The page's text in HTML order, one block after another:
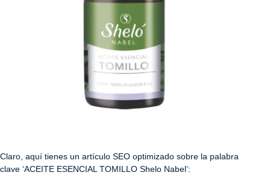
Claro, aquí tienes un artículo SEO optimizado sobre la palabra
clave ‘ACEITE ESENCIAL TOMILLO Shelo Nabel’: